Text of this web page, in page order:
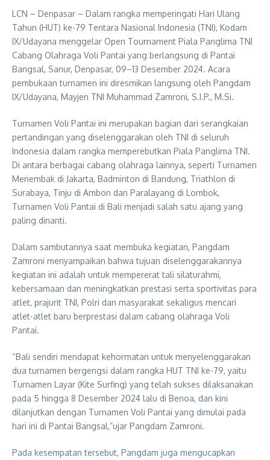
LCN – Denpasar – Dalam rangka memperingati Hari Ulang
Tahun (HUT) ke-79 Tentara Nasional Indonesia (TNI), Kodam
IX/Udayana menggelar Open Tournament Piala Panglima TNI
Cabang Olahraga Voli Pantai yang berlangsung di Pantai
Bangsal, Sanur, Denpasar, 09–13 Desember 2024. Acara
pembukaan turnamen ini diresmikan langsung oleh Pangdam
IX/Udayana, Mayjen TNI Muhammad Zamroni, S.I.P., M.Si.
Turnamen Voli Pantai ini merupakan bagian dari serangkaian
pertandingan yang diselenggarakan oleh TNI di seluruh
Indonesia dalam rangka memperebutkan Piala Panglima TNI.
Di antara berbagai cabang olahraga lainnya, seperti Turnamen
Menembak di Jakarta, Badminton di Bandung, Triathlon di
Surabaya, Tinju di Ambon dan Paralayang di Lombok,
Turnamen Voli Pantai di Bali menjadi salah satu ajang yang
paling dinanti.
Dalam sambutannya saat membuka kegiatan, Pangdam
Zamroni menyampaikan bahwa tujuan diselenggarakannya
kegiatan ini adalah untuk mempererat tali silaturahmi,
kebersamaan dan meningkatkan prestasi serta sportivitas para
atlet, prajurit TNI, Polri dan masyarakat sekaligus mencari
atlet-atlet baru berprestasi dalam cabang olahraga Voli
Pantai.
“Bali sendiri mendapat kehormatan untuk menyelenggarakan
dua turnamen bergengsi dalam rangka HUT TNI ke-79, yaitu
Turnamen Layar (Kite Surfing) yang telah sukses dilaksanakan
pada 5 hingga 8 Desember 2024 lalu di Benoa, dan kini
dilanjutkan dengan Turnamen Voli Pantai yang dimulai pada
hari ini di Pantai Bangsal,”ujar Pangdam Zamroni.
Pada kesempatan tersebut, Pangdam juga mengucapkan